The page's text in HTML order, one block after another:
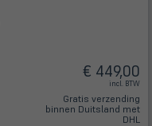
€ 449,00
incl. BTW
Gratis verzending
binnen Duitsland met
DHL